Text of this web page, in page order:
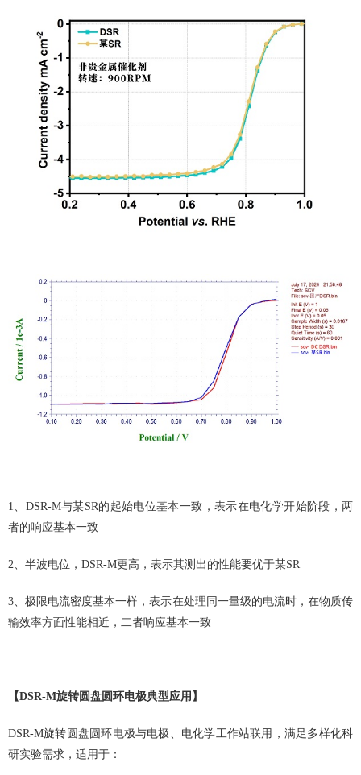
1、DSR-M与某SR的起始电位基本一致，表示在电化学开始阶段，两
者的响应基本一致
2、半波电位，DSR-M更高，表示其测出的性能要优于某SR
3、极限电流密度基本一样，表示在处理同一量级的电流时，在物质传
输效率方面性能相近，二者响应基本一致
【DSR-M旋转圆盘圆环电极典型应用】
DSR-M旋转圆盘圆环电极与电极、电化学工作站联用，满足多样化科
研实验需求，适用于：